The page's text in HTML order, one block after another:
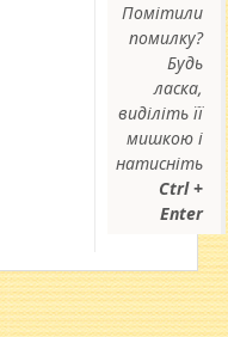
Помітили
помилку?
Будь
ласка,
виділіть її
мишкою і
натисніть
Ctrl +
Enter